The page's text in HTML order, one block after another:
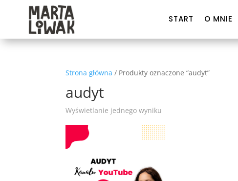
START O MNIE
Strona główna / Produkty oznaczone “audyt”
audyt
Wyświetlanie jednego wyniku